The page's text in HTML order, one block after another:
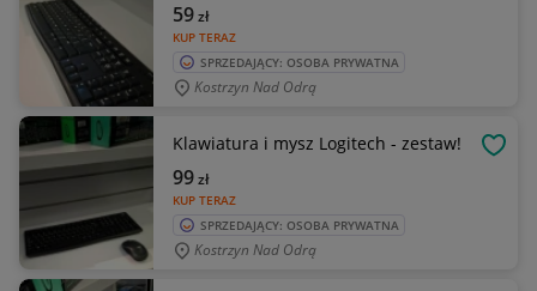
KUP TERAZ
59zł
SPRZEDAJĄCY: OSOBA PRYWATNA
Kostrzyn Nad Odrą
Klawiatura i mysz Logitech - zestaw!
KUP TERAZ
99zł
SPRZEDAJĄCY: OSOBA PRYWATNA
Kostrzyn Nad Odrą